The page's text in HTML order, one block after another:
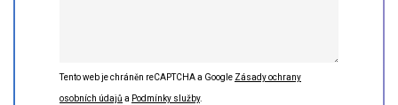
Tento web je chráněn reCAPTCHA a Google Zásady ochrany
osobních údajů a Podmínky služby.